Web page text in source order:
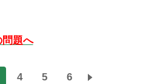
問題へ
4 5 6